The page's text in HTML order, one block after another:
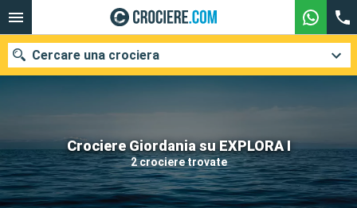
Crociere Giordania su EXPLORA I
2 crociere trovate
Cercare una crociera
Le nostre destinazioni
Mesi di partenza